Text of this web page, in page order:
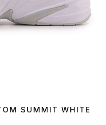
SUMMIT WHITE